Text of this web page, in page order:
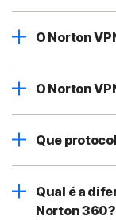
O Norton
O Norton
Que
Qual é a
Norton 360?